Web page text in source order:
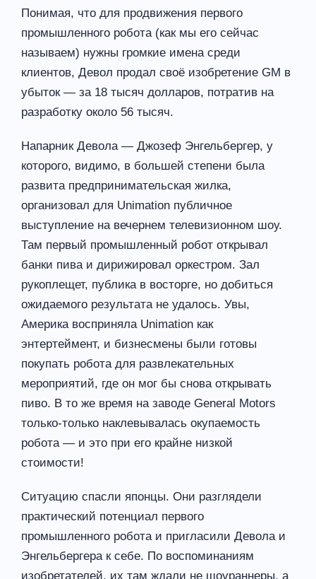
Понимая, что для продвижения первого
промышленного робота (как мы его сейчас
называем) нужны громкие имена среди
клиентов, Девол продал своё изобретение GM в
убыток — за 18 тысяч долларов, потратив на
разработку около 56 тысяч.
Напарник Девола — Джозеф Энгельбергер, у
которого, видимо, в большей степени была
развита предпринимательская жилка,
организовал для Unimation публичное
выступление на вечернем телевизионном шоу.
Там первый промышленный робот открывал
банки пива и дирижировал оркестром. Зал
рукоплещет, публика в восторге, но добиться
ожидаемого результата не удалось. Увы,
Америка восприняла Unimation как
энтертеймент, и бизнесмены были готовы
покупать робота для развлекательных
мероприятий, где он мог бы снова открывать
пиво. В то же время на заводе General Motors
только-только наклевывалась окупаемость
робота — и это при его крайне низкой
стоимости!
Ситуацию спасли японцы. Они разглядели
практический потенциал первого
промышленного робота и пригласили Девола и
Энгельбергера к себе. По воспоминаниям
изобретателей, их там ждали не шоураннеры, а